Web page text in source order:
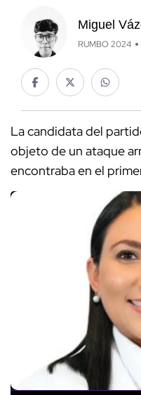
Miguel
RUMBO 2024
La candidata del
objeto de un ataque
encontraba en el